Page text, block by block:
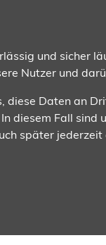
und sicher
Nutzer und
diese Daten an
diesem Fall
später